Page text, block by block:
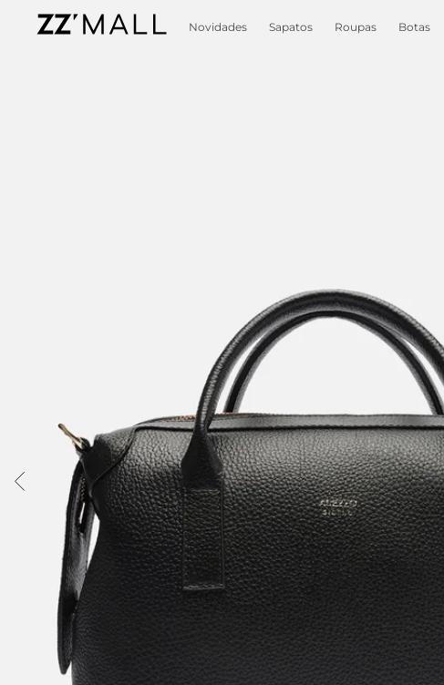
Novidades Sapatos Roupas Botas